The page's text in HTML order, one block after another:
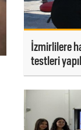
İzmirlilere
testleri